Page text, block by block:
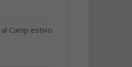
Camp estivo